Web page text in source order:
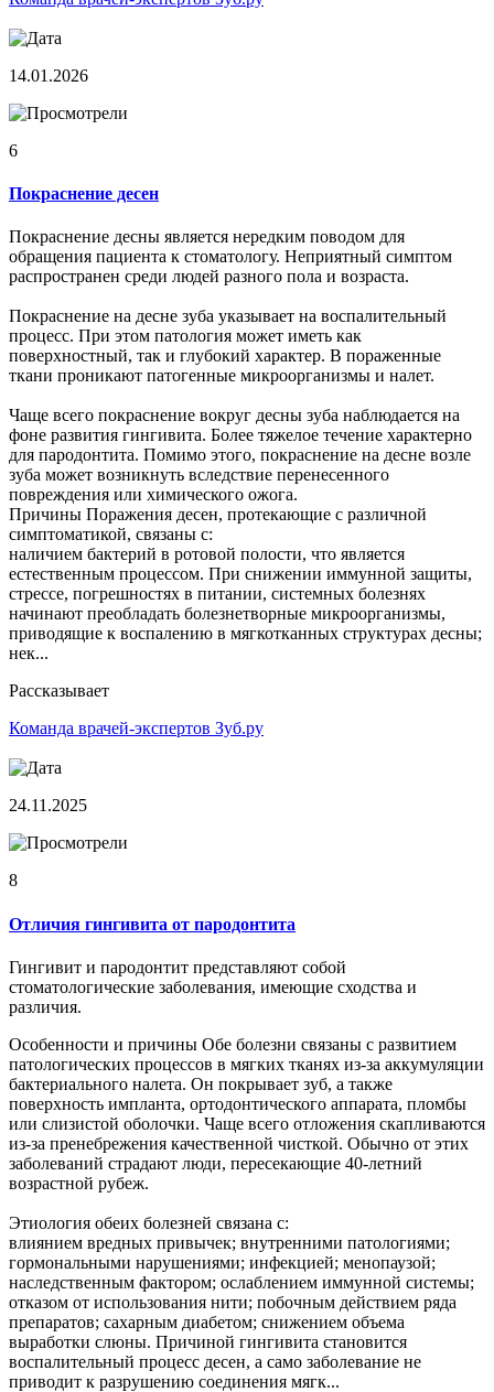
14.01.2026
6
Покраснение десен
Покраснение десны является нередким поводом для
обращения пациента к стоматологу. Неприятный симптом
распространен среди людей разного пола и возраста.
Покраснение на десне зуба указывает на воспалительный
процесс. При этом патология может иметь как
поверхностный, так и глубокий характер. В пораженные
ткани проникают патогенные микроорганизмы и налет.
Чаще всего покраснение вокруг десны зуба наблюдается на
фоне развития гингивита. Более тяжелое течение характерно
для пародонтита. Помимо этого, покраснение на десне возле
зуба может возникнуть вследствие перенесенного
повреждения или химического ожога.
Причины Поражения десен, протекающие с различной
симптоматикой, связаны с:
наличием бактерий в ротовой полости, что является
естественным процессом. При снижении иммунной защиты,
стрессе, погрешностях в питании, системных болезнях
начинают преобладать болезнетворные микроорганизмы,
приводящие к воспалению в мягкотканных структурах десны;
нек...
Рассказывает
Команда врачей-экспертов Зуб.ру
24.11.2025
8
Отличия гингивита от пародонтита
Гингивит и пародонтит представляют собой
стоматологические заболевания, имеющие сходства и
различия.
Особенности и причины Обе болезни связаны с развитием
патологических процессов в мягких тканях из-за аккумуляции
бактериального налета. Он покрывает зуб, а также
поверхность импланта, ортодонтического аппарата, пломбы
или слизистой оболочки. Чаще всего отложения скапливаются
из-за пренебрежения качественной чисткой. Обычно от этих
заболеваний страдают люди, пересекающие 40-летний
возрастной рубеж.
Этиология обеих болезней связана с:
влиянием вредных привычек; внутренними патологиями;
гормональными нарушениями; инфекцией; менопаузой;
наследственным фактором; ослаблением иммунной системы;
отказом от использования нити; побочным действием ряда
препаратов; сахарным диабетом; снижением объема
выработки слюны. Причиной гингивита становится
воспалительный процесс десен, а само заболевание не
приводит к разрушению соединения мягк...